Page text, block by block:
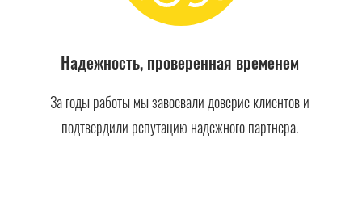
Надежность, проверенная временем
За годы работы мы завоевали доверие клиентов и
подтвердили репутацию надежного партнера.